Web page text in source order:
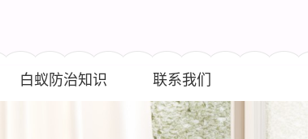
白蚁防治知识 联系我们